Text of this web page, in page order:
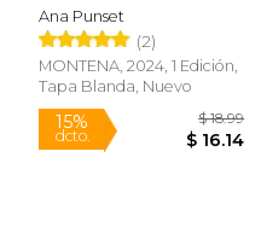
15%
dcto. $ 8.49
Ana Punset
(2)
MONTENA, 2024, 1 Edición,
Tapa Blanda, Nuevo